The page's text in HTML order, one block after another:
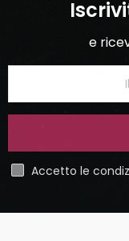
e
Accetto le